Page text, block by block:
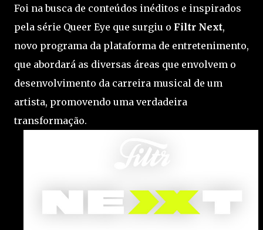
Foi na busca de conteúdos inéditos e inspirados
pela série Queer Eye que surgiu o Filtr Next,
novo programa da plataforma de entretenimento,
que abordará as diversas áreas que envolvem o
desenvolvimento da carreira musical de um
artista, promovendo uma verdadeira
transformação.